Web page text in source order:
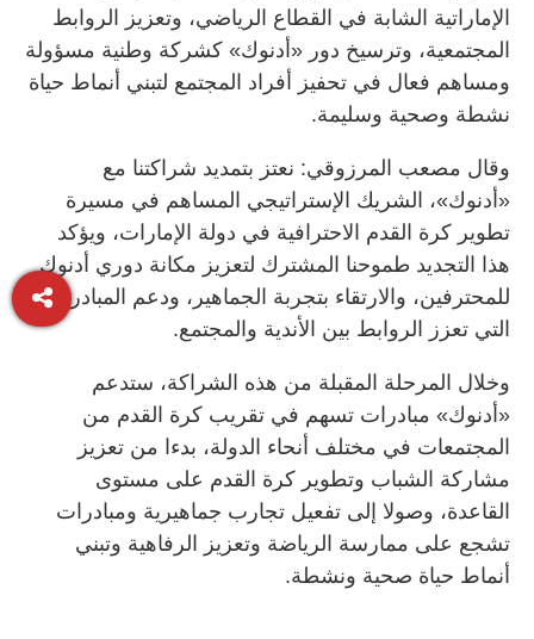
الإماراتية الشابة في القطاع الرياضي، وتعزيز الروابط
المجتمعية، وترسيخ دور «أدنوك» كشركة وطنية مسؤولة
ومساهم فعال في تحفيز أفراد المجتمع لتبني أنماط حياة
نشطة وصحية وسليمة.
وقال مصعب المرزوقي: نعتز بتمديد شراكتنا مع
«أدنوك»، الشريك الإستراتيجي المساهم في مسيرة
تطوير كرة القدم الاحترافية في دولة الإمارات، ويؤكد
هذا التجديد طموحنا المشترك لتعزيز مكانة دوري أدنوك
للمحترفين، والارتقاء بتجربة الجماهير، ودعم المبادرات
التي تعزز الروابط بين الأندية والمجتمع.
وخلال المرحلة المقبلة من هذه الشراكة، ستدعم
«أدنوك» مبادرات تسهم في تقريب كرة القدم من
المجتمعات في مختلف أنحاء الدولة، بدءا من تعزيز
مشاركة الشباب وتطوير كرة القدم على مستوى
القاعدة، وصولا إلى تفعيل تجارب جماهيرية ومبادرات
تشجع على ممارسة الرياضة وتعزيز الرفاهية وتبني
أنماط حياة صحية ونشطة.